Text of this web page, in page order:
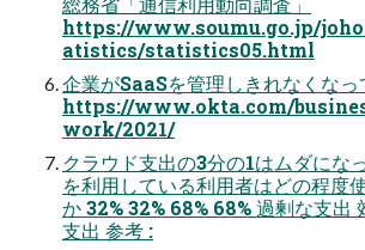
https://www.soumu.go.jp/
atistics/statistics05.html
企業がSaaSを管理しきれなくな
https://www.okta.com/
work/2021/
クラウド支出の3分の1はムダにな
を利用している利用者はどの程度
か 32% 32% 68% 68% 過剰な支出
支出 参考 :